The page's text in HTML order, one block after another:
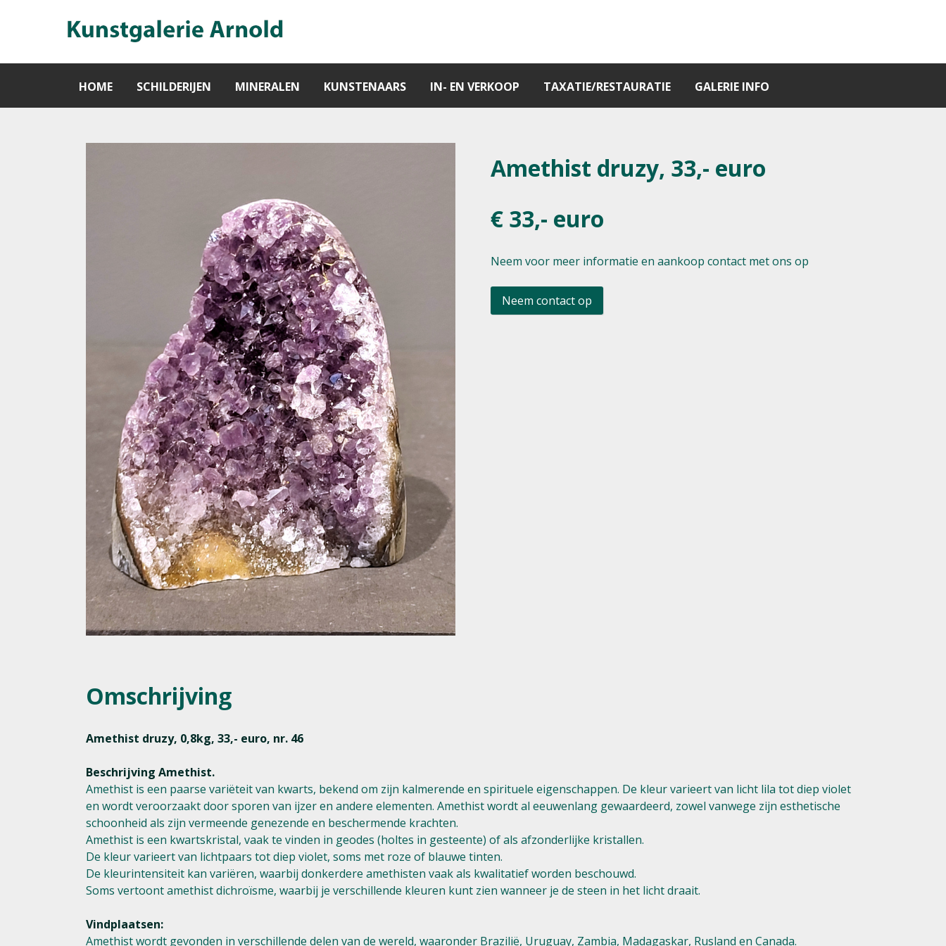
HOME SCHILDERIJEN MINERALEN KUNSTENAARS IN- EN VERKOOP TAXATIE/RESTAURATIE GALERIE INFO
Amethist druzy, 33,- euro
€ 33,- euro
Neem voor meer informatie en aankoop contact met ons op
Neem contact op
Omschrijving
Amethist druzy, 0,8kg, 33,- euro, nr. 46
Beschrijving Amethist.
Amethist is een paarse variëteit van kwarts, bekend om zijn kalmerende en spirituele eigenschappen. De kleur varieert van licht lila tot diep violet
en wordt veroorzaakt door sporen van ijzer en andere elementen. Amethist wordt al eeuwenlang gewaardeerd, zowel vanwege zijn esthetische
schoonheid als zijn vermeende genezende en beschermende krachten.
Amethist is een kwartskristal, vaak te vinden in geodes (holtes in gesteente) of als afzonderlijke kristallen.
De kleur varieert van lichtpaars tot diep violet, soms met roze of blauwe tinten.
De kleurintensiteit kan variëren, waarbij donkerdere amethisten vaak als kwalitatief worden beschouwd.
Soms vertoont amethist dichroïsme, waarbij je verschillende kleuren kunt zien wanneer je de steen in het licht draait.
Vindplaatsen:
Amethist wordt gevonden in verschillende delen van de wereld, waaronder Brazilië, Uruguay, Zambia, Madagaskar, Rusland en Canada.